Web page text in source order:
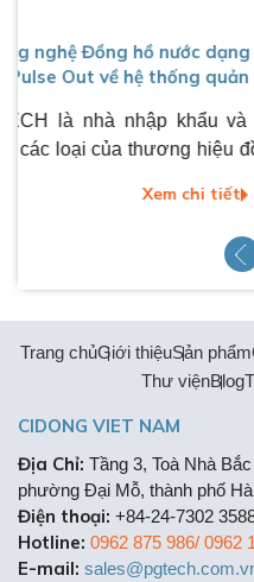
có kết nối xung
BMS tòa nhà
phối đồng hồ
hồ đo lưu lượng
sử dụng phổ biến
đồng hồ nước
phân phối các loại
nối bích (đồng
dạng cơ và dạng
ra
của
Trang chủGiới thiệuSản phẩm
Thư việnBlog
CIDONG VIET NAM
Địa Chỉ: Tầng 3, Toà Nhà
phường Đại Mỗ, thành phố
Điện thoại: +84-24-7302
Hotline: 0962 875 986/ 0962
E-mail: